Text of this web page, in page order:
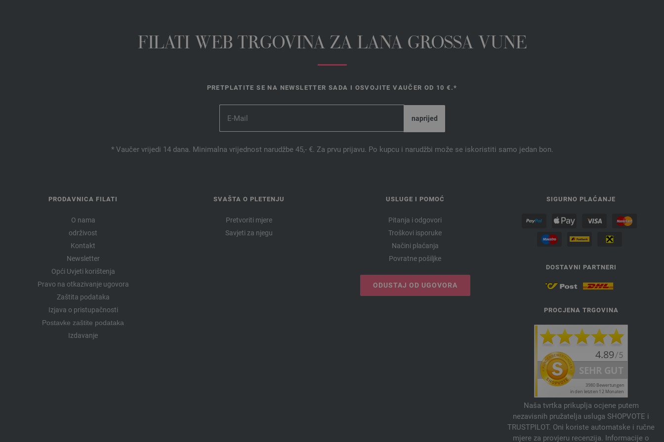
FILATI WEB TRGOVINA ZA LANA GROSSA VUNE
PRETPLATITE SE NA NEWSLETTER SADA I OSVOJITE VAUČER OD 10 €.*
* Vaučer vrijedi 14 dana. Minimalna vrijednost narudžbe 45,- €. Za prvu prijavu. Po kupcu i narudžbi može se iskoristiti samo jedan bon.
PRODAVNICA FILATI
O nama
održivost
Kontakt
Newsletter
Opći Uvjeti korištenja
Pravo na otkazivanje ugovora
Zaštita podataka
Izjava o pristupačnosti
Postavke zaštite podataka
Izdavanje
SVAŠTA O PLETENJU
Pretvoriti mjere
Savjeti za njegu
USLUGE I POMOĆ
Pitanja i odgovori
Troškovi isporuke
Načini plaćanja
Povratne pošiljke
ODUSTAJ OD UGOVORA
SIGURNO PLAĆANJE
DOSTAVNI PARTNERI
PROCJENA TRGOVINA
Naša tvrtka prikuplja ocjene putem
nezavisnih pružatelja usluga SHOPVOTE i
TRUSTPILOT. Oni koriste automatske i ručne
mjere za provjeru recenzija. Informacije o